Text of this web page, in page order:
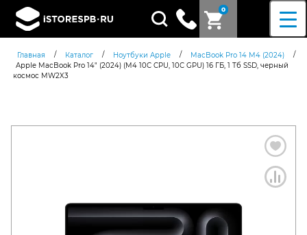
0
Поиск
товаров
Главная / Каталог / Ноутбуки Apple / MacBook Pro 14 M4 (2024)
/
Apple MacBook Pro 14″ (2024) (M4 10C CPU, 10C GPU) 16 ГБ, 1 Тб SSD, черный
космос MW2X3